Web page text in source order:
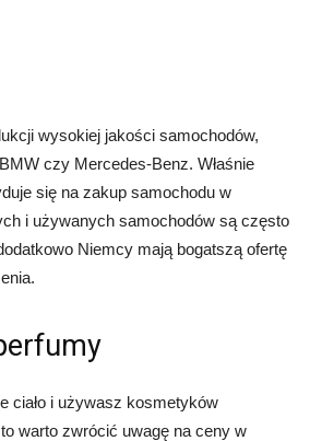
wysokiej jakości samochodów,
czy Mercedes-Benz. Właśnie
się na zakup samochodu w
i używanych samochodów są często
Niemcy mają bogatszą ofertę
ciało i używasz kosmetyków
warto zwrócić uwagę na ceny w